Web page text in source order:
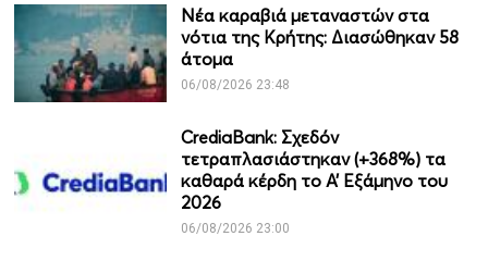
Νέα καραβιά μεταναστών στα
νότια της Κρήτης: Διασώθηκαν 58
άτομα
06/08/2026 23:48
CrediaBank: Σχεδόν
τετραπλασιάστηκαν (+368%) τα
καθαρά κέρδη το Α’ Εξάμηνο του
2026
06/08/2026 23:00